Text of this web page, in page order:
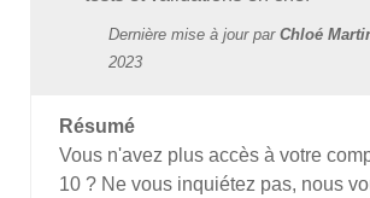
Dernière mise à jour par Chloé
2023
Résumé
Vous n'avez plus accès à votre
10 ? Ne vous inquiétez pas, nous